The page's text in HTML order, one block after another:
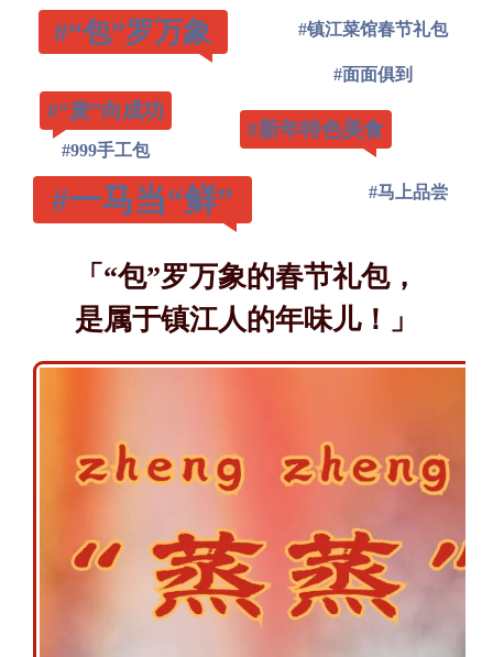
#“包”罗万象 #镇江菜馆春节礼包
#面面俱到
#“麦”向成功
#999手工包
#新年特色美食
#一马当“鲜” #马上品尝
「“包”罗万象的春节礼包，
是属于镇江人的年味儿！」